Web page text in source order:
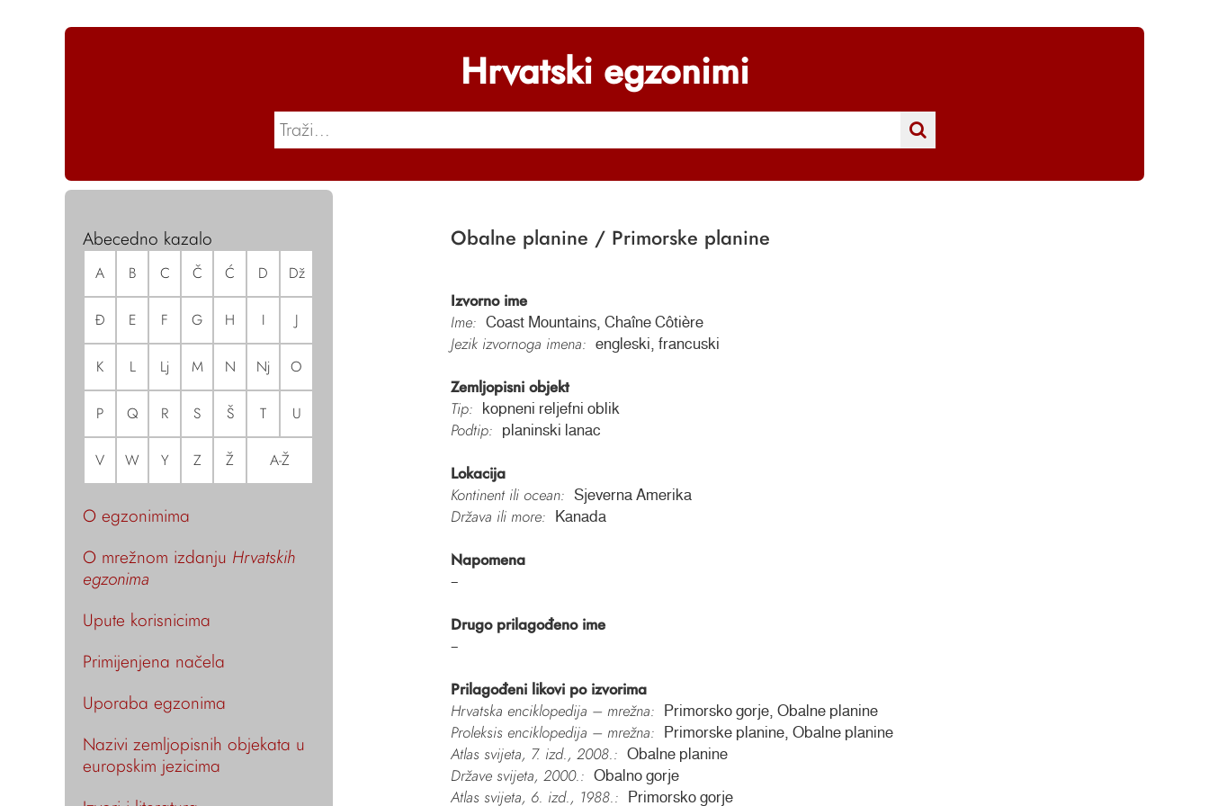
Hrvatski egzonimi
Abecedno kazalo
A B C Č Ć D Dž
Đ E F G H I J
K L Lj M N Nj O
P Q R S Š T U
V W Y Z Ž A-Ž
O egzonimima
O mrežnom izdanju Hrvatskih
egzonima
Upute korisnicima
Primijenjena načela
Uporaba egzonima
Nazivi zemljopisnih objekata u
europskim jezicima
Obalne planine / Primorske planine
Izvorno ime
Ime:
Coast Mountains, Chaîne Côtière
Jezik izvornoga imena: engleski, francuski
Zemljopisni objekt
Tip:
kopneni reljefni oblik
Podtip: planinski lanac
Lokacija
Kontinent ili ocean:
Sjeverna Amerika
Država ili more: Kanada
Napomena
–
Drugo prilagođeno ime
–
Prilagođeni likovi po izvorima
Hrvatska enciklopedija – mrežna:
Primorsko gorje, Obalne planine
Proleksis enciklopedija – mrežna: Primorske planine, Obalne planine
Atlas svijeta, 7. izd., 2008.: Obalne planine
Države svijeta, 2000.: Obalno gorje
Atlas svijeta, 6. izd., 1988.: Primorsko gorje